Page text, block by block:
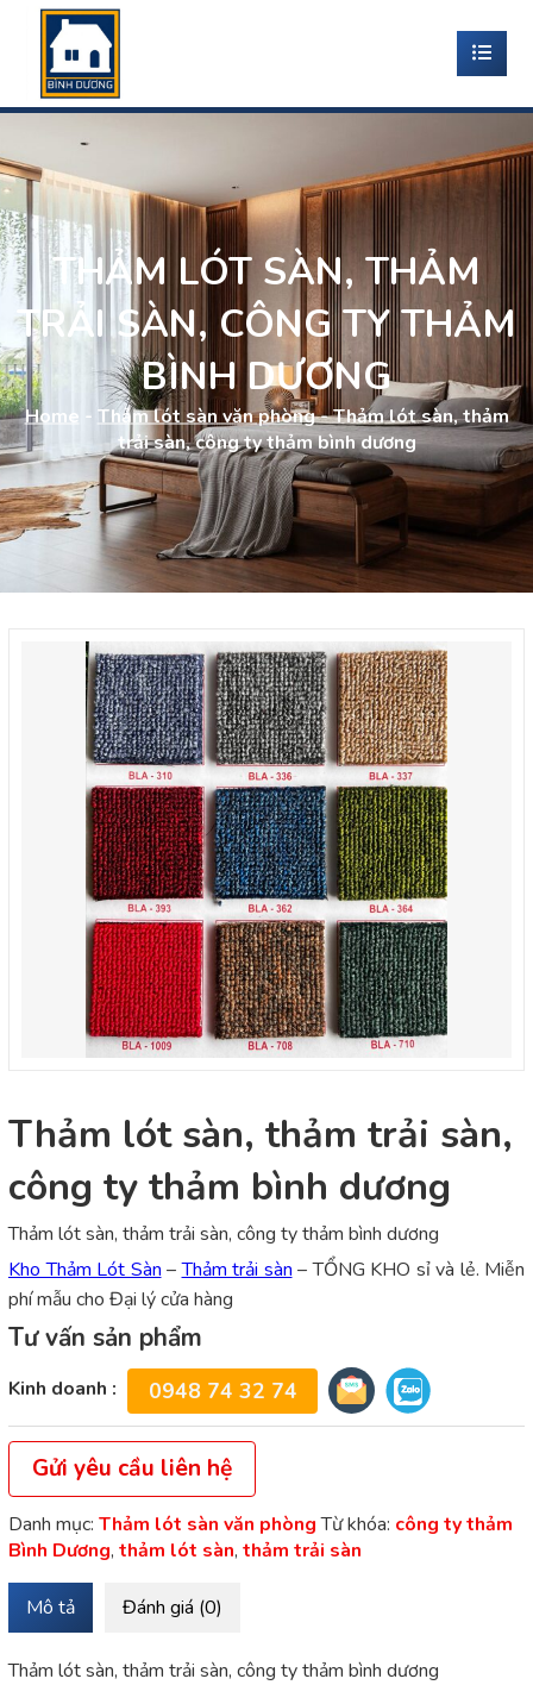
THẢM LÓT SÀN, THẢM
TRẢI SÀN, CÔNG TY THẢM
BÌNH DƯƠNG
Home - Thảm lót sàn văn phòng-Thảm lót sàn, thảm
trải sàn, công ty thảm bình dương
Thảm lót sàn, thảm trải sàn,
công ty thảm bình dương
Thảm lót sàn, thảm trải sàn, công ty thảm bình dương
Kho Thảm Lót Sàn –Thảm trải sàn – TỔNG KHO sỉ và lẻ. Miễn
phí mẫu cho Đại lý cửa hàng
Tư vấn sản phẩm
Kinh doanh : 0948 74 32 74
Gửi yêu cầu liên hệ
Danh mục: Thảm lót sàn văn phòng Từ khóa: công ty thảm
Bình Dương, thảm lót sàn, thảm trải sàn
Mô tả Đánh giá (0)
Thảm lót sàn, thảm trải sàn, công ty thảm bình dương